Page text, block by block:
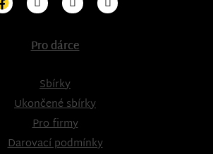
Pro dárce
Sbírky
Ukončené sbírky
Pro firmy
Darovací podmínky